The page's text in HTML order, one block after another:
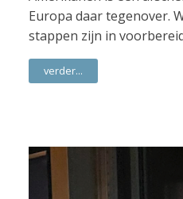
Europa daar tegenover.
stappen zijn in
verder...